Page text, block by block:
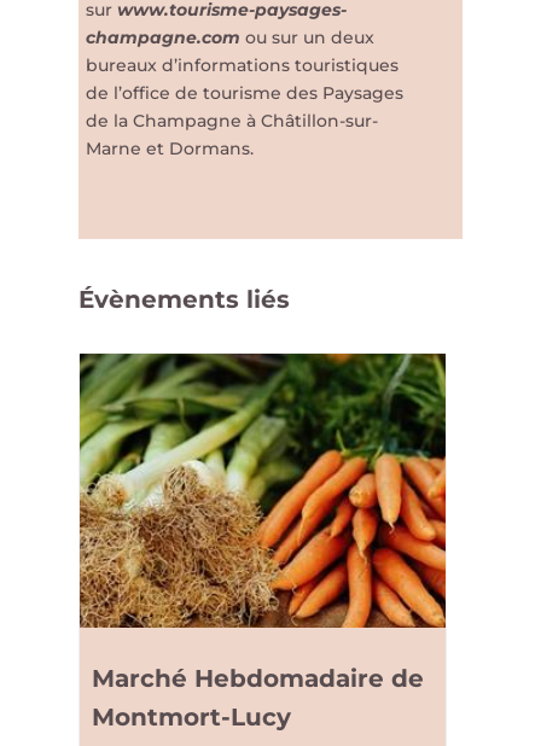
sur www.tourisme-paysages-
champagne.com ou sur un deux
bureaux d’informations touristiques
de l’office de tourisme des Paysages
de la Champagne à Châtillon-sur-
Marne et Dormans.
Évènements liés
Marché Hebdomadaire de
Montmort-Lucy